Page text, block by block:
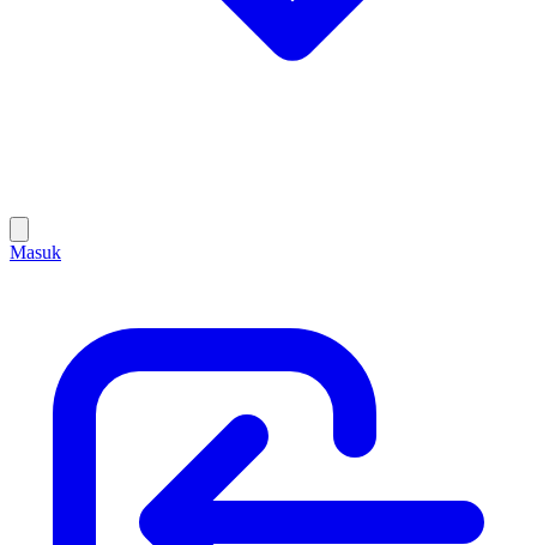
Masuk